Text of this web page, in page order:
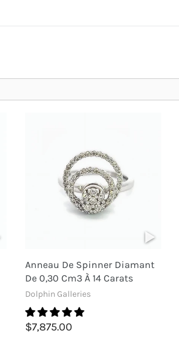
Anneau De Spinner Diamant
De 0,30 Cm3 À 14 Carats
Dolphin Galleries
$7,875.00